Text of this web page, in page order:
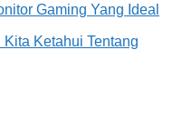
Gaming Yang Ideal
Ketahui Tentang